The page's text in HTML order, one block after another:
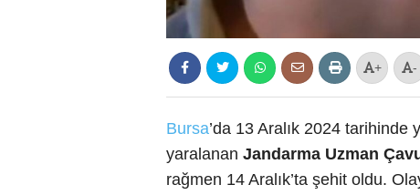
+ -
Bursa’da 13 Aralık 2024 tarihinde
yaralanan Jandarma Uzman
rağmen 14 Aralık’ta şehit oldu.